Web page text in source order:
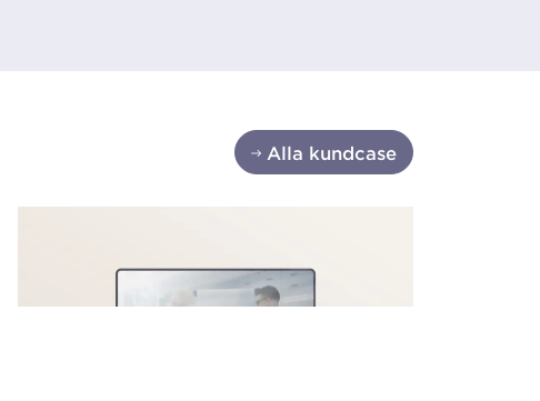
Alla kundcase